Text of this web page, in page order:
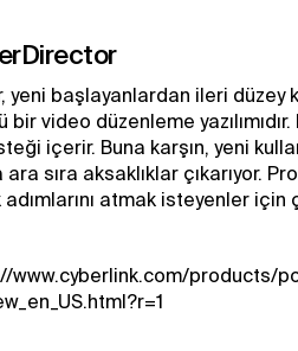
yeni başlayanlardan ileri düzey
video düzenleme yazılımıdır.
içerir. Buna karşın, yeni
sıra aksaklıklar çıkarıyor.
atmak isteyenler için
www.cyberlink.com/products/